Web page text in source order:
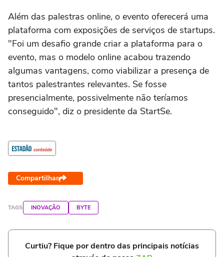
Além das palestras online, o evento oferecerá uma
plataforma com exposições de serviços de startups.
"Foi um desafio grande criar a plataforma para o
evento, mas o modelo online acabou trazendo
algumas vantagens, como viabilizar a presença de
tantos palestrantes relevantes. Se fosse
presencialmente, possivelmente não teríamos
conseguido", diz o presidente da StartSe.
Compartilhar
TAGS INOVAÇÃO BYTE
Curtiu? Fique por dentro das principais notícias